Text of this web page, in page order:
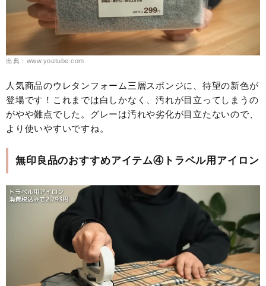
出典：www.youtube.com
人気商品のウレタンフォーム三層スポンジに、待望の新色が
登場です！これまでは白しかなく、汚れが目立ってしまうの
がやや難点でした。グレーは汚れや劣化が目立たないので、
より使いやすいですね。
無印良品のおすすめアイテム④トラベル用アイロン